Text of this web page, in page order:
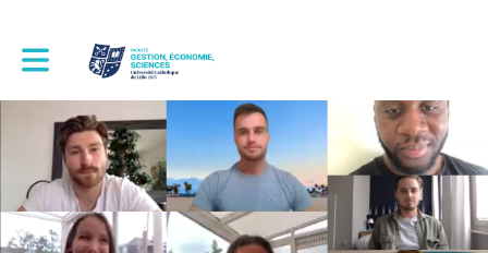
Toggle main navigation